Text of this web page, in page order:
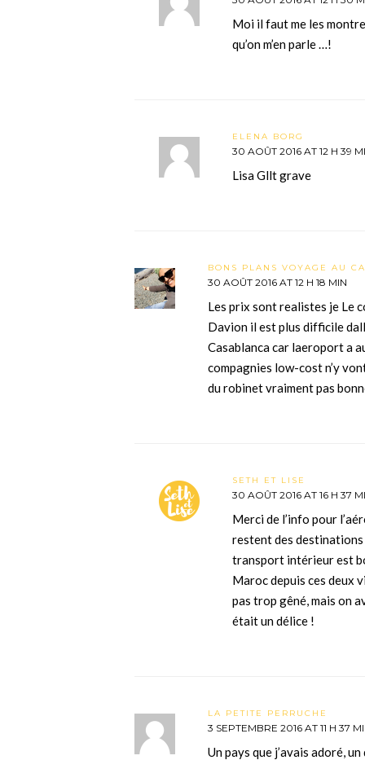
Moi il faut me les
qu’on m’en parle …!
ELENA BORG
30 AOÛT 2016 AT 12 H 39
Lisa Gllt grave
BONS PLANS VOYAGE AU
30 AOÛT 2016 AT 12 H 18 MIN
Les prix sont realistes je Le
Davion il est plus difficile
Casablanca car laeroport a
compagnies low-cost n’y
du robinet vraiment pas
SETH ET LISE
30 AOÛT 2016 AT 16 H 37
Merci de l’info pour
restent des destinations
transport intérieur est
Maroc depuis ces deux
pas trop gêné, mais on
était un délice !
LA PETITE PERRUCHE
3 SEPTEMBRE 2016 AT 11 H 37
Un pays que j’avais adoré,